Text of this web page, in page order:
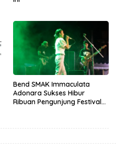
Bend SMAK Immaculata
Adonara Sukses Hibur
Ribuan Pengunjung Festival